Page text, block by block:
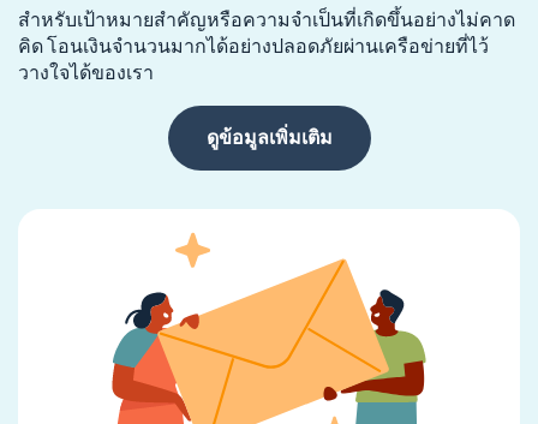
สำหรับเป้าหมายสำคัญหรือความจำเป็นที่เกิดขึ้นอย่างไม่คาด
คิด โอนเงินจำนวนมากได้อย่างปลอดภัยผ่านเครือข่ายที่ไว้
วางใจได้ของเรา
ดูข้อมูลเพิ่มเติม